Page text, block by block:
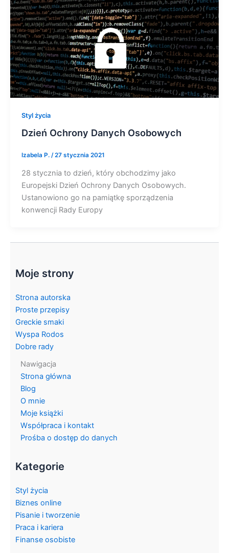
Styl życia
Dzień Ochrony Danych Osobowych
Izabela P. /27 stycznia 2021
28 stycznia to dzień, który obchodzimy jako
Europejski Dzień Ochrony Danych Osobowych.
Ustanowiono go na pamiątkę sporządzenia
konwencji Rady Europy
Moje strony
Strona autorska
Proste przepisy
Greckie smaki
Wyspa Rodos
Dobre rady
Nawigacja
Strona główna
Blog
O mnie
Moje książki
Współpraca i kontakt
Prośba o dostęp do danych
Kategorie
Styl życia
Biznes online
Pisanie i tworzenie
Praca i kariera
Finanse osobiste